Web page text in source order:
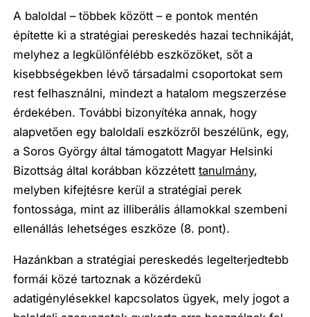
A baloldal – többek között – e pontok mentén
építette ki a stratégiai pereskedés hazai technikáját,
melyhez a legkülönfélébb eszközöket, sőt a
kisebbségekben lévő társadalmi csoportokat sem
rest felhasználni, mindezt a hatalom megszerzése
érdekében. További bizonyítéka annak, hogy
alapvetően egy baloldali eszközről beszélünk, egy,
a Soros György által támogatott Magyar Helsinki
Bizottság által korábban közzétetttanulmány,
melyben kifejtésre kerül a stratégiai perek
fontossága, mint az illiberális államokkal szembeni
ellenállás lehetséges eszköze (8. pont).
Hazánkban a stratégiai pereskedés legelterjedtebb
formái közé tartoznak a közérdekű
adatigénylésekkel kapcsolatos ügyek, mely jogot a